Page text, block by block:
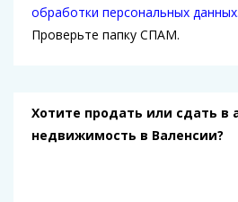
обработки персональных данных.
Проверьте папку СПАМ.
Хотите продать или сдать в
недвижимость в Валенсии?